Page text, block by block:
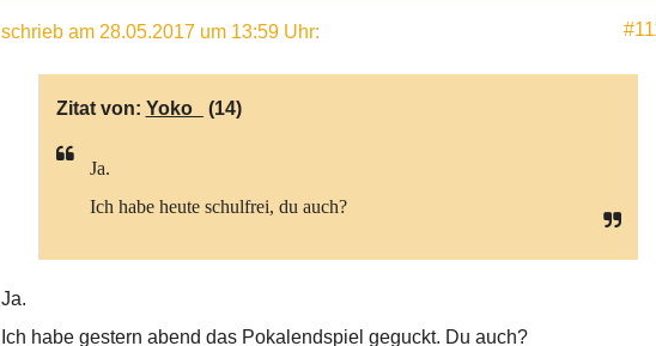
schrieb am 28.05.2017 um 13:59 Uhr:
Zitat von: Yoko_ (14)
Ja.
Ich habe heute schulfrei, du auch?
Ja.
Ich habe gestern abend das Pokalendspiel geguckt. Du auch?